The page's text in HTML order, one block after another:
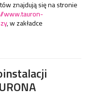
znajdują się na stronie
www.tauron-
, w zakładce